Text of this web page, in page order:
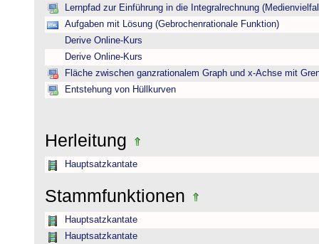
Lernpfad zur Einführung in die Integralrechnung
Aufgaben mit Lösung (Gebrochenrationale Funktion)
Derive Online-Kurs
Derive Online-Kurs
Fläche zwischen ganzrationalem Graph und x-Achse mit
Entstehung von Hüllkurven
Herleitung
Hauptsatzkantate
Stammfunktionen
Hauptsatzkantate
Hauptsatzkantate